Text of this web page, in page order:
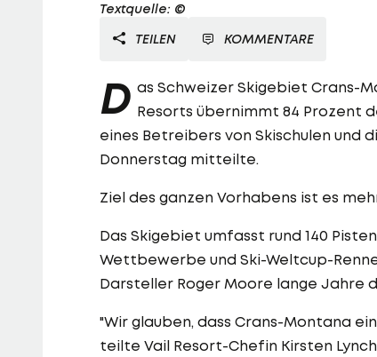
Textquelle: ©
TEILEN
KOMMENTARE
D as Schweizer Skigebiet Crans-
Resorts übernimmt 84 Prozent
eines Betreibers von Skischulen und
Donnerstag mitteilte.
Ziel des ganzen Vorhabens ist es
Das Skigebiet umfasst rund 140
Wettbewerbe und Ski-Weltcup-
Darsteller Roger Moore lange Jahre
"Wir glauben, dass Crans-Montana
teilte Vail Resort-Chefin Kirsten